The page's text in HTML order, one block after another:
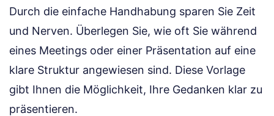
Durch die einfache Handhabung sparen Sie Zeit
und Nerven. Überlegen Sie, wie oft Sie während
eines Meetings oder einer Präsentation auf eine
klare Struktur angewiesen sind. Diese Vorlage
gibt Ihnen die Möglichkeit, Ihre Gedanken klar zu
präsentieren.